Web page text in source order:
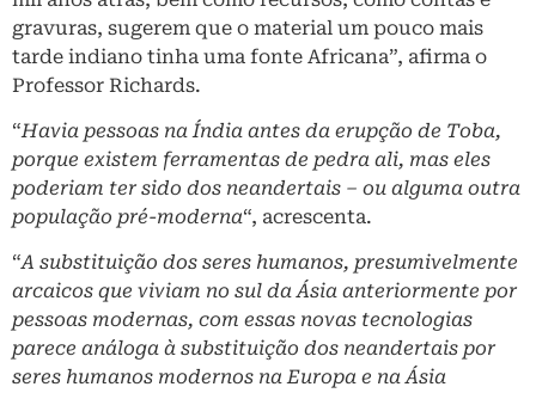
gravuras, sugerem que o material um pouco mais
tarde indiano tinha uma fonte Africana”, afirma o
Professor Richards.
“Havia pessoas na Índia antes da erupção de Toba,
porque existem ferramentas de pedra ali, mas eles
poderiam ter sido dos neandertais – ou alguma outra
população pré-moderna“, acrescenta.
“A substituição dos seres humanos, presumivelmente
arcaicos que viviam no sul da Ásia anteriormente por
pessoas modernas, com essas novas tecnologias
parece análoga à substituição dos neandertais por
seres humanos modernos na Europa e na Ásia